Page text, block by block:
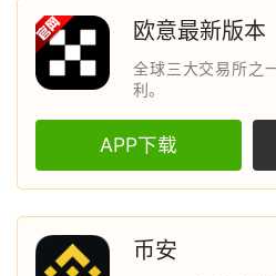
欧意最新版本
全球三大交易所之
利。
APP下载
币安